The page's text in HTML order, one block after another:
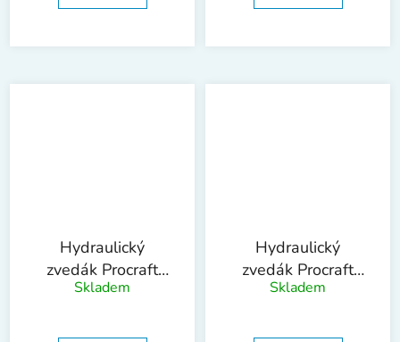
Hydraulický
zvedák Procraft
PJ20 | PJ20
Skladem
Hydraulický
zvedák Procraft
PJ4 | PJ4
Skladem